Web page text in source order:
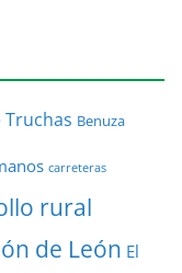
Benuza
carreteras
rural
de León El